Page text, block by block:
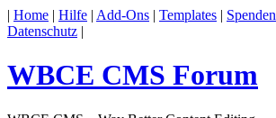
| Home | Hilfe | Add-Ons | Templates | Spenden
Datenschutz |
WBCE CMS Forum